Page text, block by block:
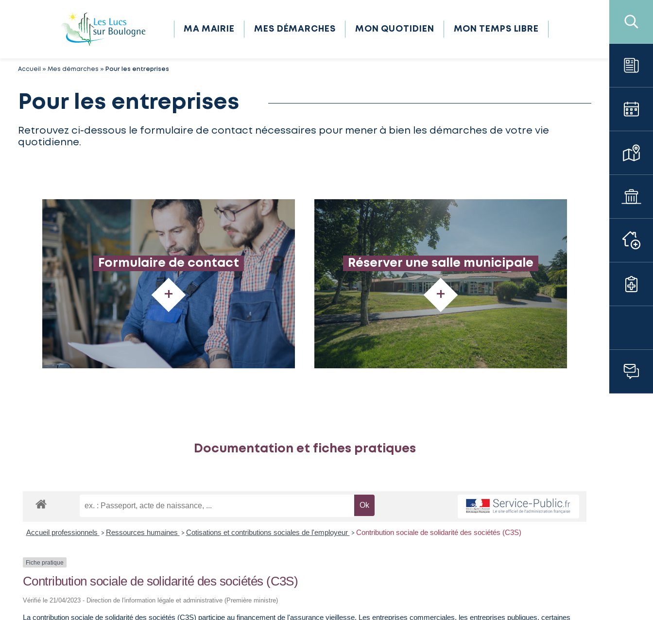
MA MAIRIE MES DÉMARCHES MON QUOTIDIEN MON TEMPS LIBRE
Accueil » Mes démarches » Pour les entreprises
Pour les entreprises
Retrouvez ci-dessous le formulaire de contact nécessaires pour mener à bien les démarches de votre vie
quotidienne.
Formulaire de contact
+
Réserver une salle municipale
+
Documentation et fiches pratiques
Accueil professionnels > Ressources humaines > Cotisations et contributions sociales de l'employeur > Contribution sociale de solidarité des sociétés (C3S)
Fiche pratique
Contribution sociale de solidarité des sociétés (C3S)
Vérifié le 21/04/2023 - Direction de l'information légale et administrative (Première ministre)
La contribution sociale de solidarité des sociétés (C3S) participe au financement de l'assurance vieillesse. Les entreprises commerciales, les entreprises publiques, certaines